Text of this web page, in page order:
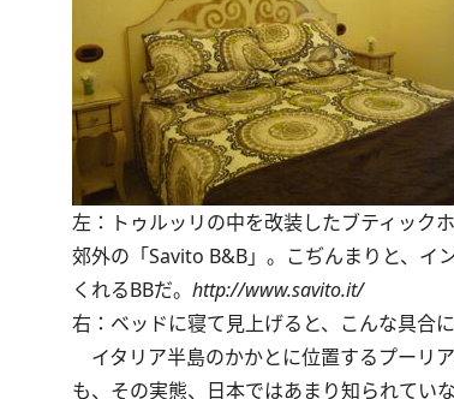
左：トゥルッリの中を改装したブティック
郊外の「Savito B&B」。こぢんまりと、イ
くれるBBだ。 http://www.savito.it/
右：ベッドに寝て見上げると、こんな具合
イタリア半島のかかとに位置するプーリ
も、その実態、日本ではあまり知られてい